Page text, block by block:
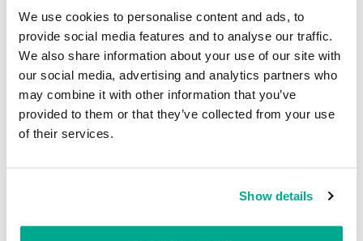
We use cookies to personalise content and ads, to
provide social media features and to analyse our traffic.
We also share information about your use of our site with
our social media, advertising and analytics partners who
may combine it with other information that you’ve
provided to them or that they’ve collected from your use
of their services.
Show details